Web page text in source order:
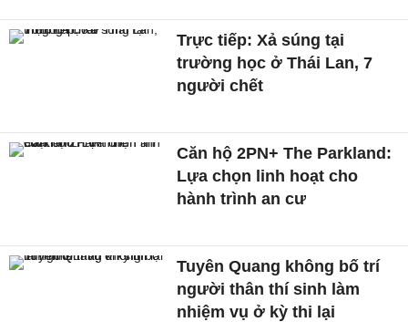
Trực tiếp: Xả súng tại
trường học ở Thái Lan, 7
người chết
Căn hộ 2PN+ The Parkland:
Lựa chọn linh hoạt cho
hành trình an cư
Tuyên Quang không bố trí
người thân thí sinh làm
nhiệm vụ ở kỳ thi lại